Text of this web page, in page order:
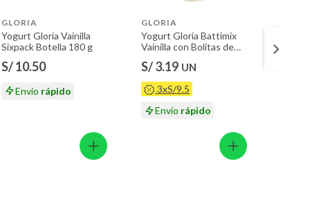
GLORIA
Yogurt Gloria Vainilla
Sixpack Botella 180 g
S/ 10.50
Envío rápido
GLORIA
Yogurt Gloria Battimix
Vainilla con Bolitas de
S/ 3.19 UN
3xS/9.5
Envío rápido